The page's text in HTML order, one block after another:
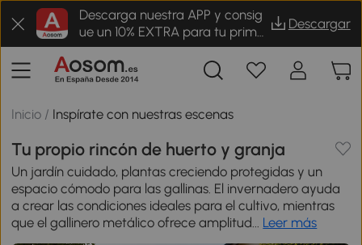
Descarga nuestra APP y consig
ue un 10% EXTRA para tu prime
r pedido
Descargar
Inicio / Inspírate con nuestras escenas
Tu propio rincón de huerto y granja
Un jardín cuidado, plantas creciendo protegidas y un
espacio cómodo para las gallinas. El invernadero ayuda
a crear las condiciones ideales para el cultivo, mientras
que el gallinero metálico ofrece amplitud... Leer más